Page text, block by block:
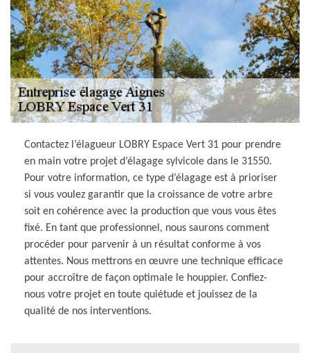
Contactez l’élagueur LOBRY Espace Vert 31 pour prendre
en main votre projet d’élagage sylvicole dans le 31550.
Pour votre information, ce type d’élagage est à prioriser
si vous voulez garantir que la croissance de votre arbre
soit en cohérence avec la production que vous vous êtes
fixé. En tant que professionnel, nous saurons comment
procéder pour parvenir à un résultat conforme à vos
attentes. Nous mettrons en œuvre une technique efficace
pour accroître de façon optimale le houppier. Confiez-
nous votre projet en toute quiétude et jouissez de la
qualité de nos interventions.